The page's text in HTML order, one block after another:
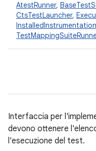
AtestRunner,
CtsTestLauncher,
Interfaccia per
devono ottenere
l'esecuzione del test.